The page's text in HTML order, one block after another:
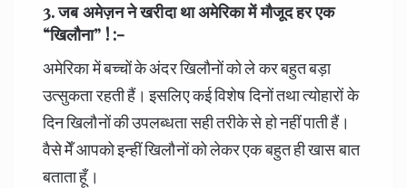
3. जब अमेज़न ने खरीदा था अमेरिका में मौजूद हर एक
“खिलौना” ! :-
अमेरिका में बच्चों के अंदर खिलौनों को ले कर बहुत बड़ा
उत्सुकता रहती हैं। इसलिए कई विशेष दिनों तथा त्योहारों के
दिन खिलौनों की उपलब्धता सही तरीके से हो नहीं पाती हैं।
वैसे मेँ आपको इन्हीं खिलौनों को लेकर एक बहुत ही खास बात
बताता हूँ।